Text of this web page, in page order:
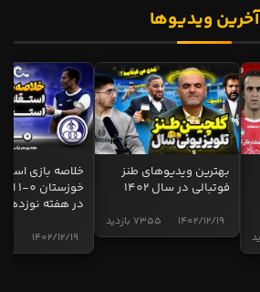
آخرین ویدیوها
بهترین ویدیوهای طنز
فوتبالی در سال 1402
7355 بازدید 1402/12/19
خلاصه بازی
در هفته نوزدهم
1402/12/19